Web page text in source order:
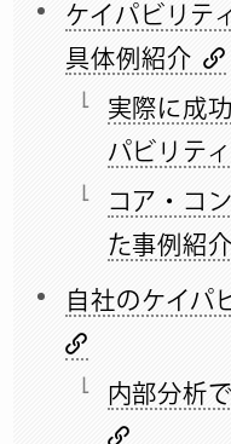
ケイパビリテ
具体例紹介
実際に成
パビリテ
コア・コ
た事例紹介
自社のケイパ
内部分析